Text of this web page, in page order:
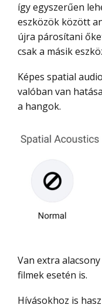
így egyszerűen
eszközök között
újra párosítani
csak a másik
Képes spatial audio térhangzás kialakítására és
valóban van
a hangok.
Van extra alacsony hang késés mód, amely jól jön
filmek esetén is.
Hívásokhoz is használható és azt nem mondanám,